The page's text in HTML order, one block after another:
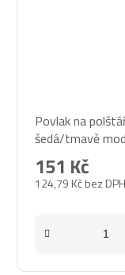
Povlak na
šedá/tmavě
124,79 Kč bez DPH
151 Kč